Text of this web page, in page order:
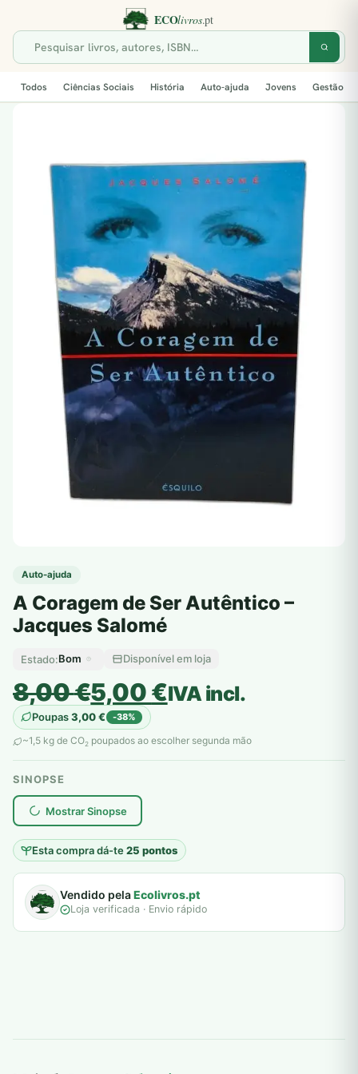
Todos Ciências Sociais História Auto-ajuda Jovens Gestão
Auto-ajuda
A Coragem de Ser Autêntico –
Jacques Salomé
Estado:Bom Disponível em loja
8,00€
O
preço
original
era:
8,00 €.
5,00€
O
preço
atual
é:
5,00 €.
IVA incl.
Poupas3,00€ -38%
~1,5 kg de CO2 poupados ao escolher segunda mão
SINOPSE
Mostrar Sinopse
Esta compra dá-te25 pontos
plantar árvores reais
Vendido pelaEcolivros.pt
Loja verificada · Envio rápido